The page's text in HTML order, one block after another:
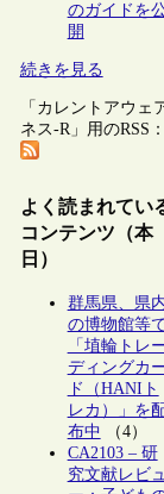
のガイドを
開
続きを見る
「カレントアウェ
ネス-R」用のRSS：
よく読まれてい
コンテンツ（本
日）
群馬県、県
の博物館等
「埴輪トレ
ディングカ
ド（HANIト
レカ）」を
布中 （4）
CA2103 – 研
究文献レビュ